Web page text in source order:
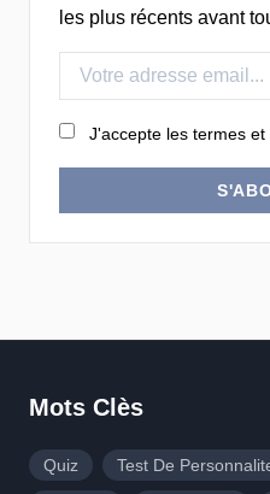
les plus récents avant
J'accepte les termes
Mots Clès
Quiz Test De